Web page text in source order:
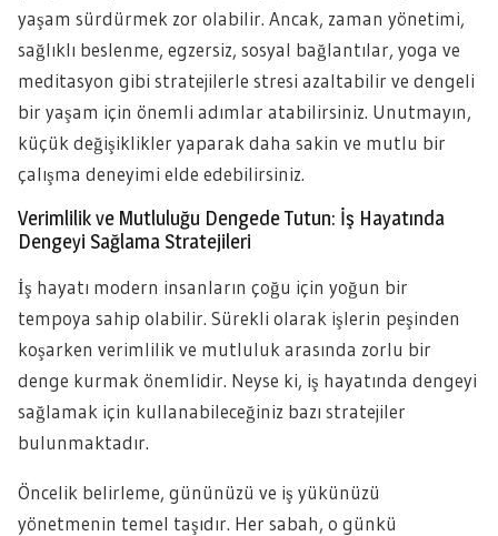
yaşam sürdürmek zor olabilir. Ancak, zaman yönetimi,
sağlıklı beslenme, egzersiz, sosyal bağlantılar, yoga ve
meditasyon gibi stratejilerle stresi azaltabilir ve dengeli
bir yaşam için önemli adımlar atabilirsiniz. Unutmayın,
küçük değişiklikler yaparak daha sakin ve mutlu bir
çalışma deneyimi elde edebilirsiniz.
Verimlilik ve Mutluluğu Dengede Tutun: İş Hayatında
Dengeyi Sağlama Stratejileri
İş hayatı modern insanların çoğu için yoğun bir
tempoya sahip olabilir. Sürekli olarak işlerin peşinden
koşarken verimlilik ve mutluluk arasında zorlu bir
denge kurmak önemlidir. Neyse ki, iş hayatında dengeyi
sağlamak için kullanabileceğiniz bazı stratejiler
bulunmaktadır.
Öncelik belirleme, gününüzü ve iş yükünüzü
yönetmenin temel taşıdır. Her sabah, o günkü